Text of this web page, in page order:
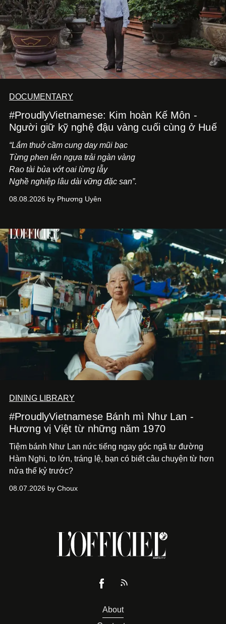
DOCUMENTARY
#ProudlyVietnamese: Kim hoàn Kế Môn -
Người giữ kỹ nghệ đậu vàng cuối cùng ở Huế
“Lắm thuở cầm cung day mũi bạc
Từng phen lên ngựa trải ngàn vàng
Rao tài bủa vớt oai lừng lẫy
Nghề nghiệp lâu dài vững đặc san”.
08.08.2026 by Phương Uyên
DINING LIBRARY
#ProudlyVietnamese Bánh mì Như Lan -
Hương vị Việt từ những năm 1970
Tiệm bánh Như Lan nức tiếng ngay góc ngã tư đường
Hàm Nghi, to lớn, tráng lệ, bạn có biết câu chuyện từ hơn
nửa thế kỷ trước?
08.07.2026 by Choux
About